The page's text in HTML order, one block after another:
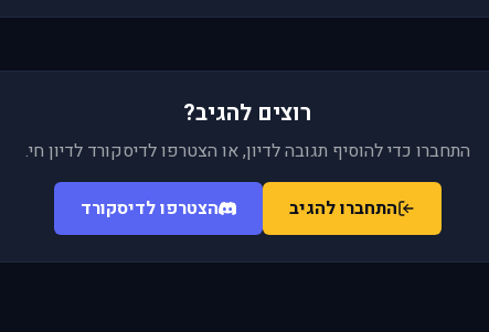
רוצים להגיב?
התחברו כדי להוסיף תגובה לדיון, או הצטרפו לדיסקורד לדיון חי.
התחברו להגיב הצטרפו לדיסקורד